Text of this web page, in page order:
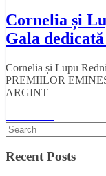
Cornelia și
Gala
Cornelia și Lupu
PREMIILOR
ARGINT
Recent Posts